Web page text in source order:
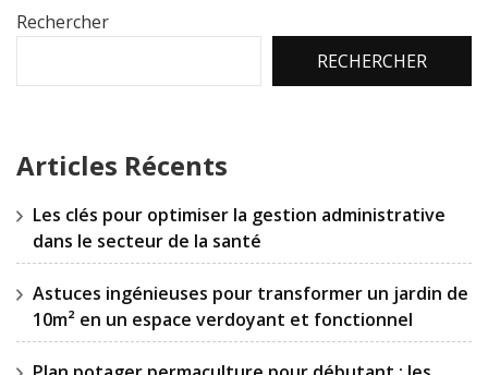
Rechercher
RECHERCHER
Articles Récents
Les clés pour optimiser la gestion administrative
dans le secteur de la santé
Astuces ingénieuses pour transformer un jardin de
10m² en un espace verdoyant et fonctionnel